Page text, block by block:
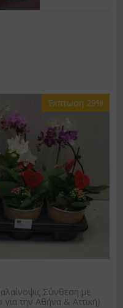
Έκπτωση 29%
Σύνθεση με
την Αθήνα & Αττική)